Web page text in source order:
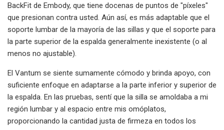
BackFit de Embody, que tiene docenas de puntos de "píxeles"
que presionan contra usted. Aún así, es más adaptable que el
soporte lumbar de la mayoría de las sillas y que el soporte para
la parte superior de la espalda generalmente inexistente (o al
menos no ajustable).
El Vantum se siente sumamente cómodo y brinda apoyo, con
suficiente enfoque en adaptarse a la parte inferior y superior de
la espalda. En las pruebas, sentí que la silla se amoldaba a mi
región lumbar y al espacio entre mis omóplatos,
proporcionando la cantidad justa de firmeza en todos los